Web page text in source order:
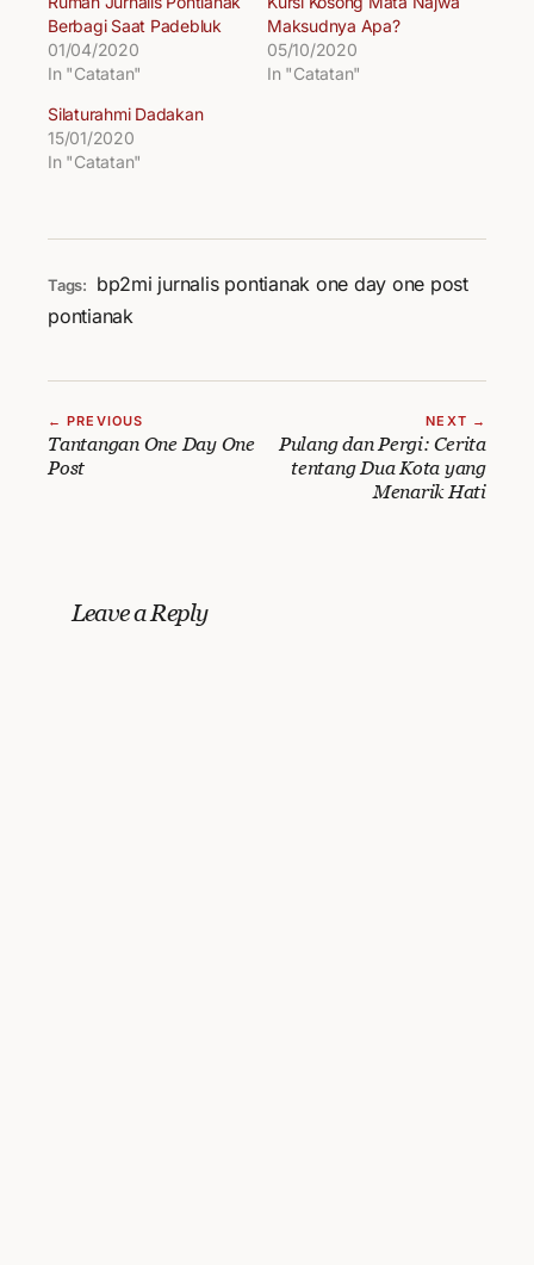
Berbagi Saat Padebluk
01/04/2020
In "Catatan"
Maksudnya Apa?
05/10/2020
In "Catatan"
Silaturahmi Dadakan
15/01/2020
In "Catatan"
Tags: bp2mi jurnalis pontianak one day one post
pontianak
← PREVIOUS
Tantangan One Day One
Post
NEXT →
Pulang dan Pergi: Cerita
tentang Dua Kota yang
Menarik Hati
Leave a Reply